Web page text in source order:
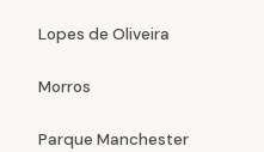
Lopes de Oliveira
Morros
Parque Manchester